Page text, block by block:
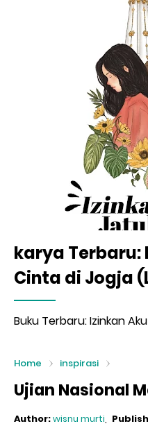
karya Terbaru:
Cinta di Jogja
Buku Terbaru: Izinkan
Home inspirasi
Ujian Nasional
Author:wisnu murti